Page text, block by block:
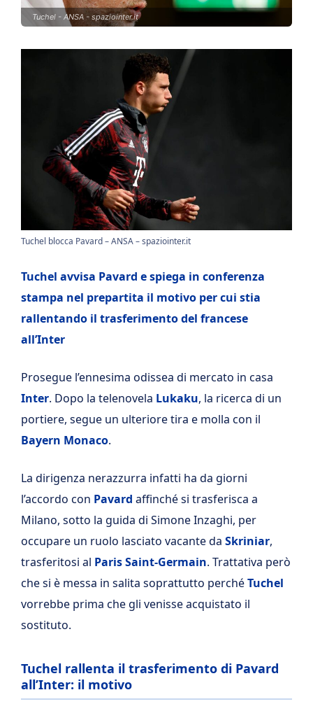
Tuchel - ANSA - spaziointer.it
Tuchel blocca Pavard – ANSA – spaziointer.it
Tuchel avvisa Pavard e spiega in conferenza
stampa nel prepartita il motivo per cui stia
rallentando il trasferimento del francese
all’Inter
Prosegue l’ennesima odissea di mercato in casa
Inter. Dopo la telenovela Lukaku, la ricerca di un
portiere, segue un ulteriore tira e molla con il
Bayern Monaco.
La dirigenza nerazzurra infatti ha da giorni
l’accordo con Pavard affinché si trasferisca a
Milano, sotto la guida di Simone Inzaghi, per
occupare un ruolo lasciato vacante da Skriniar,
trasferitosi al Paris Saint-Germain. Trattativa però
che si è messa in salita soprattutto perchéTuchel
vorrebbe prima che gli venisse acquistato il
sostituto.
Tuchel rallenta il trasferimento di Pavard
all’Inter: il motivo